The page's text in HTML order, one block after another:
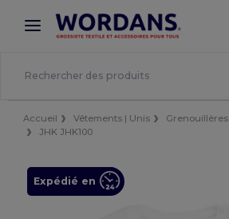
× Appli Wordans
Meilleurs prix sur l’app !
Accueil Vêtements | Unis Grenouillères
JHK JHK100
Expédié en